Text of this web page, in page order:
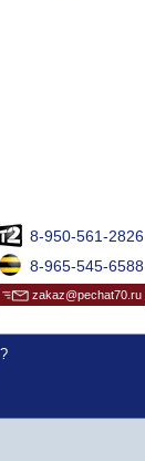
8-950-561-2826
8-965-545-6588
zakaz@pechat70.ru